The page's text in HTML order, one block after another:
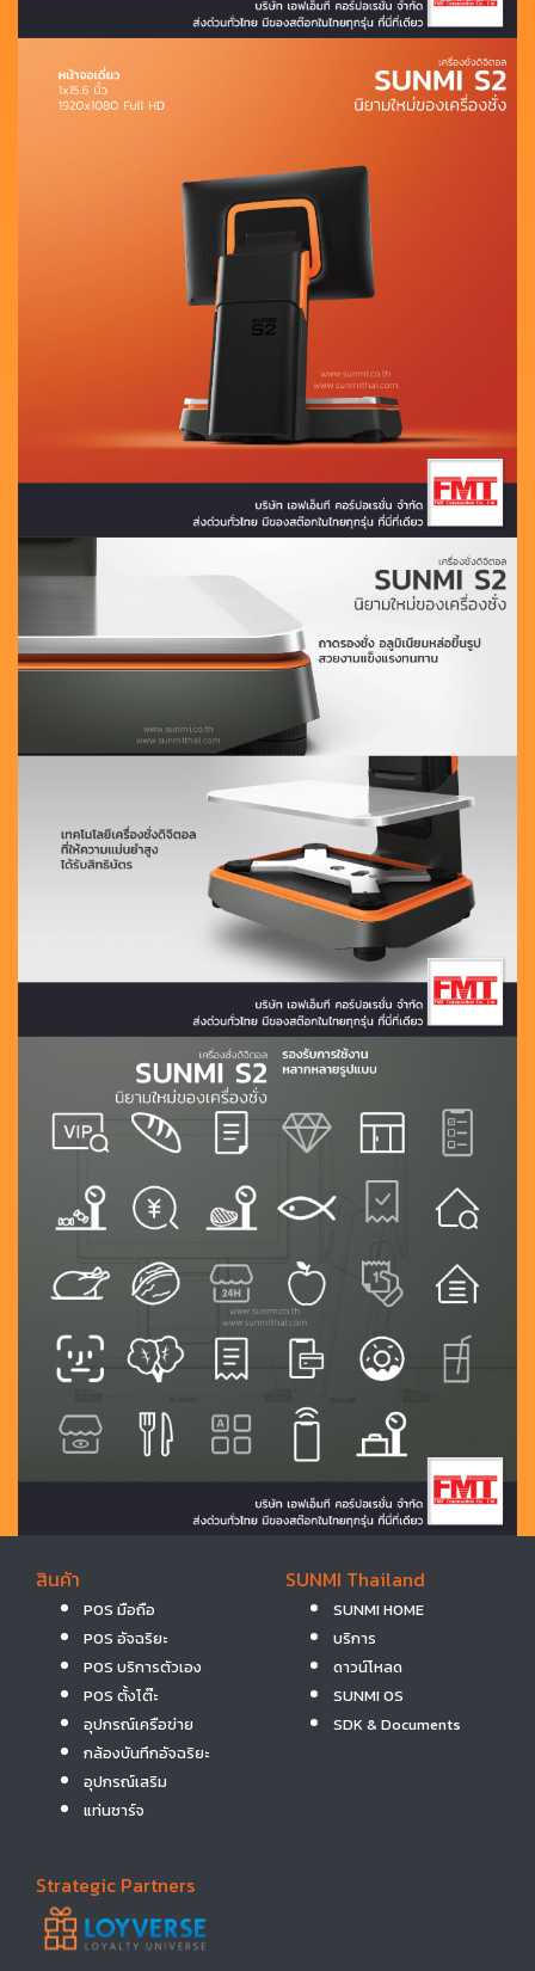
สินค้า
POS มือถือ
POS อัจฉริยะ
POS บริการตัวเอง
POS ตั้งโต๊ะ
อุปกรณ์เครือข่าย
กล้องบันทึกอัจฉริยะ
อุปกรณ์เสริม
แท่นชาร์จ
SUNMI Thailand
SUNMI HOME
บริการ
ดาวน์โหลด
SUNMI OS
SDK & Documents
Strategic Partners